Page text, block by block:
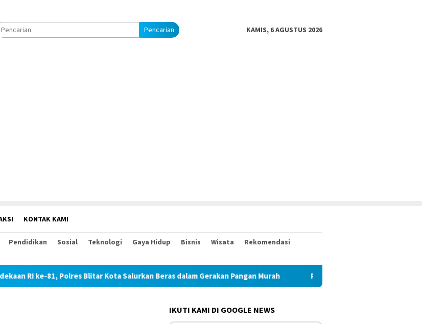
Pencarian KAMIS, 6 AGUSTUS 2026
KONTAK KAMI
Pendidikan Sosial Teknologi Gaya Hidup Bisnis Wisata
Rekomendasi
Kota Salurkan Beras dalam Gerakan Pangan Murah Perum Bulog Kancab Ponorogo Pastikan Stok Beras di
IKUTI KAMI DI GOOGLE NEWS